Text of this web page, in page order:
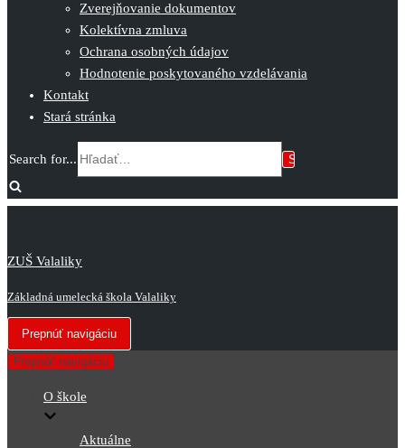
Zverejňovanie dokumentov
Kolektívna zmluva
Ochrana osobných údajov
Hodnotenie poskytovaného vzdelávania
Kontakt
Stará stránka
Search for...
ZUŠ Valaliky
Základná umelecká škola Valaliky
Prepnúť navigáciu
Prepnúť navigáciu
O škole
Aktuálne